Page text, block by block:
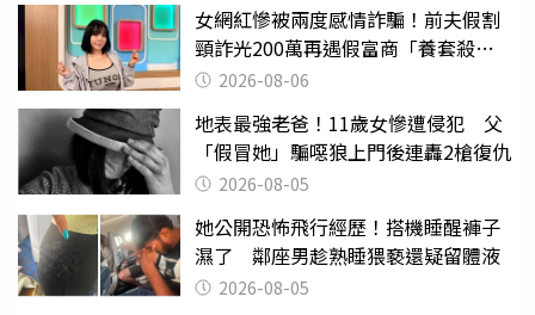
女網紅慘被兩度感情詐騙！前夫假割
頸詐光200萬再遇假富商「養套殺
2000萬」
2026-08-06
地表最強老爸！11歲女慘遭侵犯 父
「假冒她」騙噁狼上門後連轟2槍復仇
2026-08-05
她公開恐怖飛行經歷！搭機睡醒褲子
濕了 鄰座男趁熟睡猥褻還疑留體液
2026-08-05